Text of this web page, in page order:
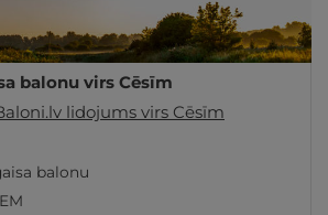
balonu virs Cēsīm
lidojums virs Cēsīm
balonu